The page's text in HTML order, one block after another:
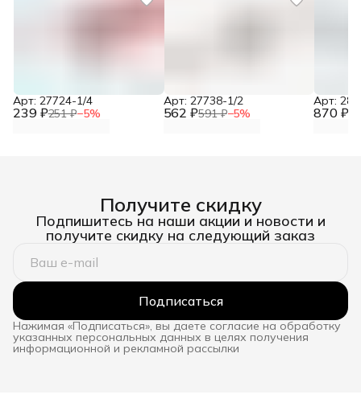
239 ₽251 ₽−5%
Арт: 27724-1/4
562 ₽591 ₽−5%
Арт: 27738-1/2
870 ₽
Арт:
Получите скидку
Подпишитесь на наши акции и новости и
получите скидку на следующий заказ
Подписаться
Нажимая «Подписаться», вы даете согласие на обработку
указанных персональных данных в целях получения
информационной и рекламной рассылки